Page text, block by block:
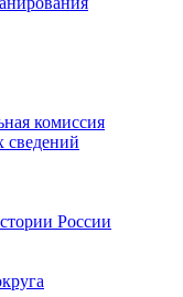
комиссия
сведений
России